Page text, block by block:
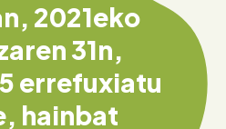
2021eko
31n,
errefuxiatu
hainbat